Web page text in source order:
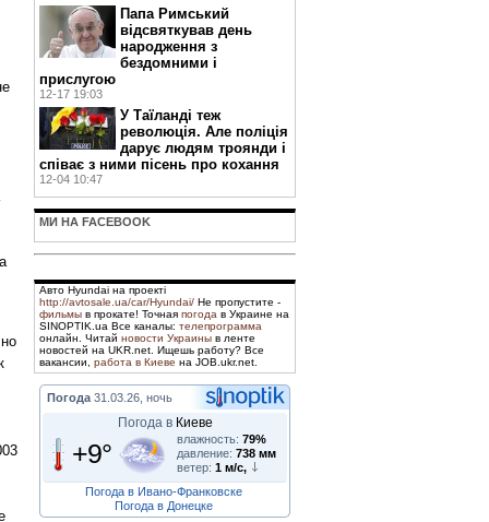
Папа Римський
відсвяткував день
народження з
бездомними і
прислугою
12-17 19:03
У Таїланді теж
революція. Але поліція
дарує людям троянди і
співає з ними пісень про кохання
12-04 10:47
МИ НА FACEBOOK
Авто Hyundai на проекті
http://avtosale.ua/car/Hyundai/ Не пропустите -
фильмы в прокате! Точная погода в Украине на
SINOPTIK.ua Все каналы: телепрограмма
онлайн. Читай новости Украины в ленте
новостей на UKR.net. Ищешь работу? Все
вакансии, работа в Киеве на JOB.ukr.net.
Погода 31.03.26, ночь
Погода в Киеве
+9° влажность: 79%
давление: 738 мм
ветер: 1 м/с,
Погода в Ивано-Франковске
Погода в Донецке